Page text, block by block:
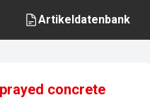
Artikeldatenbank
concrete